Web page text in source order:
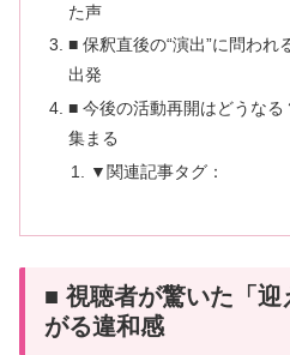
た声
■ 保釈直後の“演出”に問われ
出発
■ 今後の活動再開はどうなる
集まる
▼関連記事タグ：
■ 視聴者が驚いた「
がる違和感